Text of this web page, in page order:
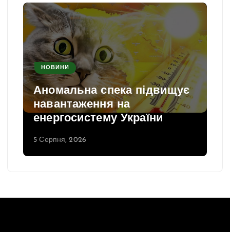
НОВИНИ
Аномальна спека підвищує
навантаження на
енергосистему України
5 Серпня, 2026